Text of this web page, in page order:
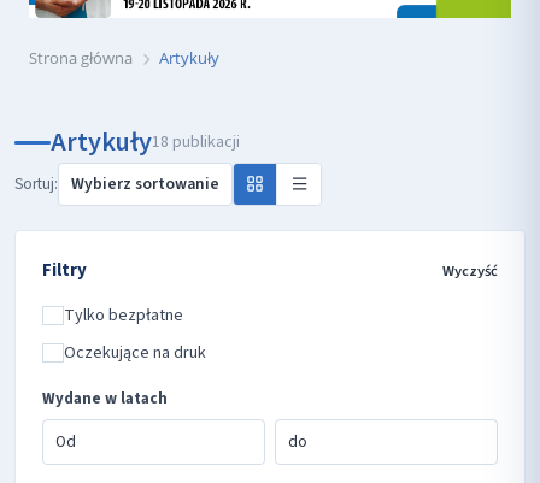
Strona główna Artykuły
Artykuły18 publikacji
Sortuj:
Filtry Wyczyść
Tylko bezpłatne
Oczekujące na druk
Wydane w latach